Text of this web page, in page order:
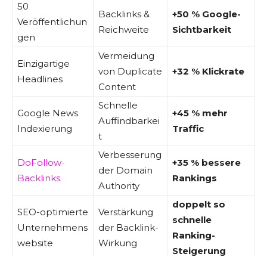
50
Veröffentlichun
gen
Backlinks &
Reichweite
+50 % Google-
Sichtbarkeit
Einzigartige
Headlines
Vermeidung
von Duplicate
Content
+32 % Klickrate
Google News
Indexierung
Schnelle
Auffindbarkei
t
+45 % mehr
Traffic
DoFollow-
Backlinks
Verbesserung
der Domain
Authority
+35 % bessere
Rankings
SEO-optimierte
Unternehmens
website
Verstärkung
der Backlink-
Wirkung
doppelt so
schnelle
Ranking-
Steigerung